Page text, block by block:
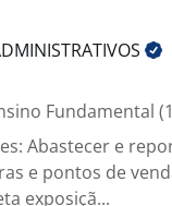
Fundamental
Abastecer e
e pontos de
exposiçã...